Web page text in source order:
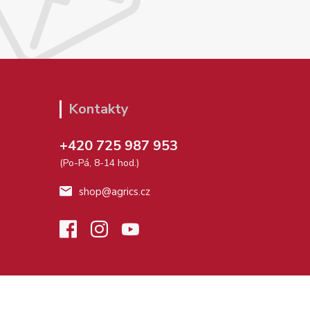
Kontakty
+420 725 987 953
(Po-Pá, 8-14 hod.)
shop@agrics.cz